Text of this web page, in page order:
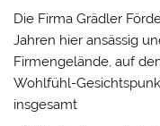
Die Firma Grädler
Jahren hier ansässig
Firmengelände, auf
Wohlfühl-
insgesamt